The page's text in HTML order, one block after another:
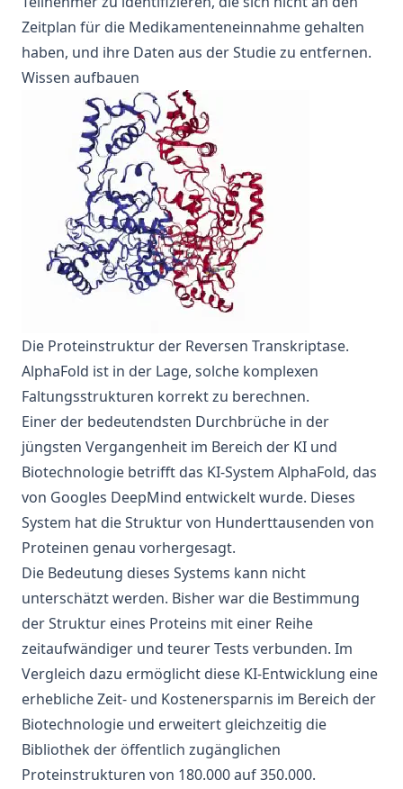
Zeitplan für die Medikamenteneinnahme gehalten
haben, und ihre Daten aus derStudiezu entfernen.
Wissen aufbauen
Die Proteinstruktur der Reversen Transkriptase.
AlphaFold ist in der Lage, solche komplexen
Faltungsstrukturen korrekt zu berechnen.
Einer der bedeutendsten Durchbrüche in der
jüngsten Vergangenheit im Bereich der KI und
Biotechnologie betrifft das KI-System AlphaFold, das
von Googles DeepMind entwickelt wurde. Dieses
System hat dieStruktur von Hunderttausenden von
Proteinen genau vorhergesagt.
Die Bedeutung dieses Systems kann nicht
unterschätzt werden. Bisher war die Bestimmung
der Struktur eines Proteins mit einer Reihe
zeitaufwändiger und teurer Tests verbunden. Im
Vergleich dazu ermöglicht diese KI-Entwicklung eine
erhebliche Zeit- und Kostenersparnis im Bereich der
Biotechnologie und erweitert gleichzeitig die
Bibliothek der öffentlich zugänglichen
Proteinstrukturen von 180.000 auf 350.000.